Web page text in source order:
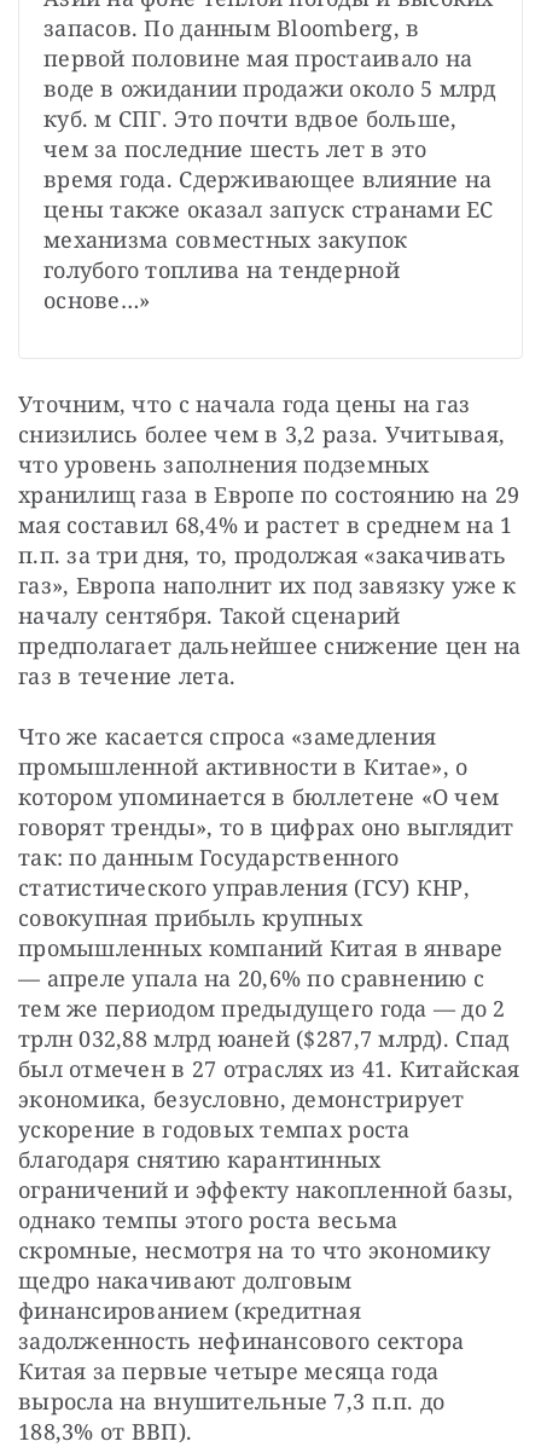
запасов. По данным Bloomberg, в
первой половине мая простаивало на
воде в ожидании продажи около 5 млрд
куб. м СПГ. Это почти вдвое больше,
чем за последние шесть лет в это
время года. Сдерживающее влияние на
цены также оказал запуск странами ЕС
механизма совместных закупок
голубого топлива на тендерной
основе…»
Уточним, что с начала года цены на газ
снизились более чем в 3,2 раза. Учитывая,
что уровень заполнения подземных
хранилищ газа в Европе по состоянию на 29
мая составил 68,4% и растет в среднем на 1
п.п. за три дня, то, продолжая «закачивать
газ», Европа наполнит их под завязку уже к
началу сентября. Такой сценарий
предполагает дальнейшее снижение цен на
газ в течение лета.
Что же касается спроса «замедления
промышленной активности в Китае», о
котором упоминается в бюллетене «О чем
говорят тренды», то в цифрах оно выглядит
так: по данным Государственного
статистического управления (ГСУ) КНР,
совокупная прибыль крупных
промышленных компаний Китая в январе
— апреле упала на 20,6% по сравнению с
тем же периодом предыдущего года — до 2
трлн 032,88 млрд юаней ($287,7 млрд). Спад
был отмечен в 27 отраслях из 41. Китайская
экономика, безусловно, демонстрирует
ускорение в годовых темпах роста
благодаря снятию карантинных
ограничений и эффекту накопленной базы,
однако темпы этого роста весьма
скромные, несмотря на то что экономику
щедро накачивают долговым
финансированием (кредитная
задолженность нефинансового сектора
Китая за первые четыре месяца года
выросла на внушительные 7,3 п.п. до
188,3% от ВВП).